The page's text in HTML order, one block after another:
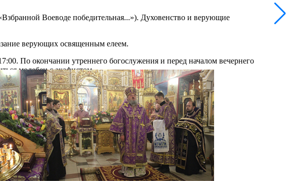
Воеводе победительная...»). Духовенство и верующие
верующих освященным елеем.
По окончании утреннего богослужения и перед началом вечернего
молебен с акафистом.